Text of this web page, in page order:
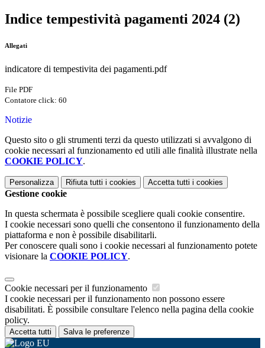
Indice tempestività pagamenti 2024 (2)
Allegati
indicatore di tempestivita dei pagamenti.pdf
File PDF
Contatore click: 60
Notizie
Questo sito o gli strumenti terzi da questo utilizzati si avvalgono di
cookie necessari al funzionamento ed utili alle finalità illustrate nella
COOKIE POLICY.
Personalizza Rifiuta tutti i cookies Accetta tutti i cookies
Gestione cookie
In questa schermata è possibile scegliere quali cookie consentire.
I cookie necessari sono quelli che consentono il funzionamento della
piattaforma e non è possibile disabilitarli.
Per conoscere quali sono i cookie necessari al funzionamento potete
visionare la COOKIE POLICY.
Cookie necessari per il funzionamento
I cookie necessari per il funzionamento non possono essere
disabilitati. È possibile consultare l'elenco nella pagina della cookie
policy.
Accetta tutti Salva le preferenze